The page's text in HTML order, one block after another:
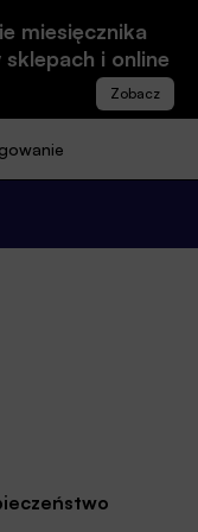
miesięcznika
i online